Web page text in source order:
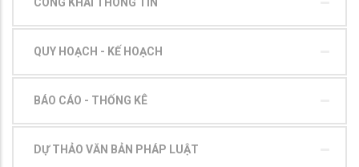
CÔNG KHAI THÔNG TIN
QUY HOẠCH - KẾ HOẠCH
BÁO CÁO - THỐNG KÊ
DỰ THẢO VĂN BẢN PHÁP LUẬT